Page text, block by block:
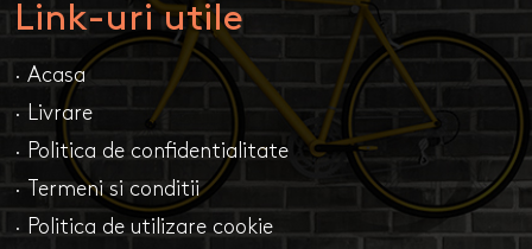
Link-uri utile
· Acasa
· Livrare
· Politica de confidentialitate
· Termeni si conditii
· Politica de utilizare cookie